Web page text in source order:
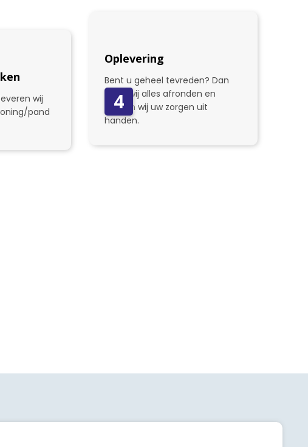
wij
pand
4
Oplevering
Bent u geheel tevreden? Dan
gaan wij alles afronden en
nemen wij uw zorgen uit
handen.